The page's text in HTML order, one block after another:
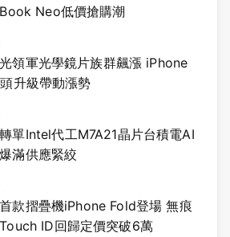
Neo低價搶購潮
領軍光學鏡片族群飆漲 iPhone
升級帶動漲勢
單Intel代工M7A21晶片台積電AI
滿供應緊絞
款摺疊機iPhone Fold登場 無痕
ID回歸定價突破6萬